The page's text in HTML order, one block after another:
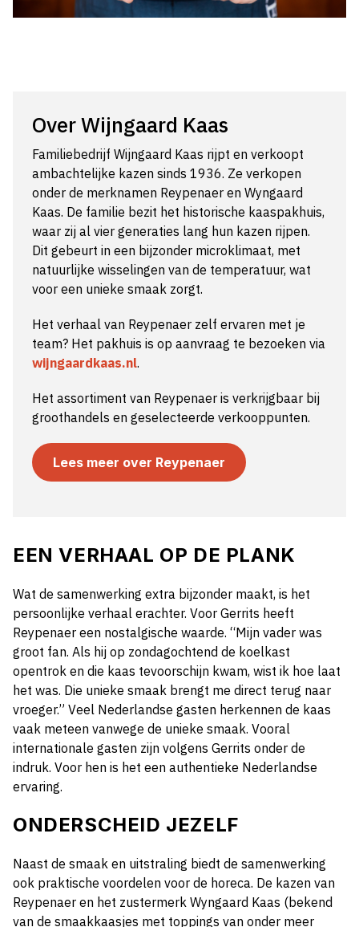
Over Wijngaard Kaas
Familiebedrijf Wijngaard Kaas rijpt en verkoopt
ambachtelijke kazen sinds 1936. Ze verkopen
onder de merknamen Reypenaer en Wyngaard
Kaas. De familie bezit het historische kaaspakhuis,
waar zij al vier generaties lang hun kazen rijpen.
Dit gebeurt in een bijzonder microklimaat, met
natuurlijke wisselingen van de temperatuur, wat
voor een unieke smaak zorgt.
Het verhaal van Reypenaer zelf ervaren met je
team? Het pakhuis is op aanvraag te bezoeken via
wijngaardkaas.nl.
Het assortiment van Reypenaer is verkrijgbaar bij
groothandels en geselecteerde verkooppunten.
Lees meer over Reypenaer
EEN VERHAAL OP DE PLANK
Wat de samenwerking extra bijzonder maakt, is het
persoonlijke verhaal erachter. Voor Gerrits heeft
Reypenaer een nostalgische waarde. “Mijn vader was
groot fan. Als hij op zondagochtend de koelkast
opentrok en die kaas tevoorschijn kwam, wist ik hoe laat
het was. Die unieke smaak brengt me direct terug naar
vroeger.” Veel Nederlandse gasten herkennen de kaas
vaak meteen vanwege de unieke smaak. Vooral
internationale gasten zijn volgens Gerrits onder de
indruk. Voor hen is het een authentieke Nederlandse
ervaring.
ONDERSCHEID JEZELF
Naast de smaak en uitstraling biedt de samenwerking
ook praktische voordelen voor de horeca. De kazen van
Reypenaer en het zustermerk Wyngaard Kaas (bekend
van de smaakkaasjes met toppings van onder meer